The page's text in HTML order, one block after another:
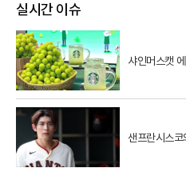
실시간 이슈
샤인머스캣
샌프란시스